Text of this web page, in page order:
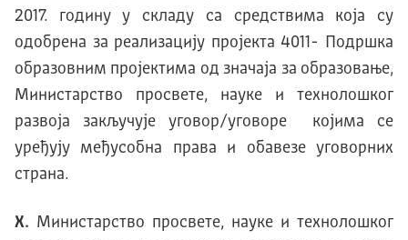
2017. годину у складу са средствима која су
одобрена за реализацију пројекта 4011- Подршка
образовним пројектима од значаја за образовање,
Министарство просвете, науке и технолошког
развоја закључује уговор/уговоре којима се
уређују међусобна права и обавезе уговорних
страна.
X. Министарство просвете, науке и технолошког